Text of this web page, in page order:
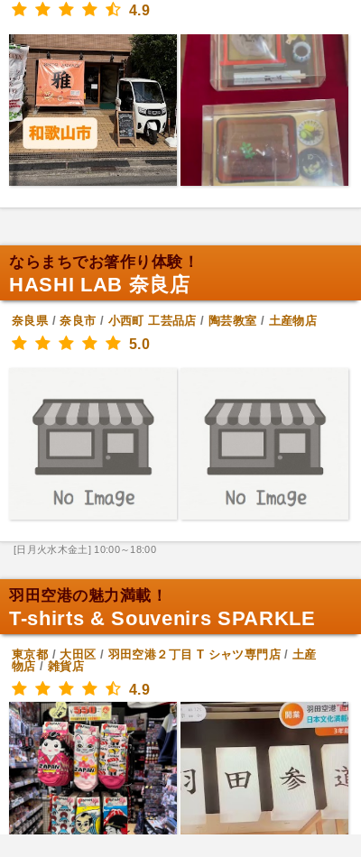
4.9
ならまちでお箸作り体験！
HASHI LAB 奈良店
奈良県/奈良市 / 小西町 工芸品店 / 陶芸教室 / 土産物店
5.0
[日月火水木金土] 10:00～18:00
羽田空港の魅力満載！
T-shirts & Souvenirs SPARKLE
東京都 /大田区 / 羽田空港２丁目 T シャツ専門店/土産
物店 / 雑貨店
4.9